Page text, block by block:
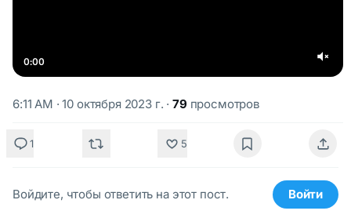
0:00
6:11 AM · 10 октября 2023 г. ·79 просмотров
1 5
Войдите, чтобы ответить на этот пост. Войти